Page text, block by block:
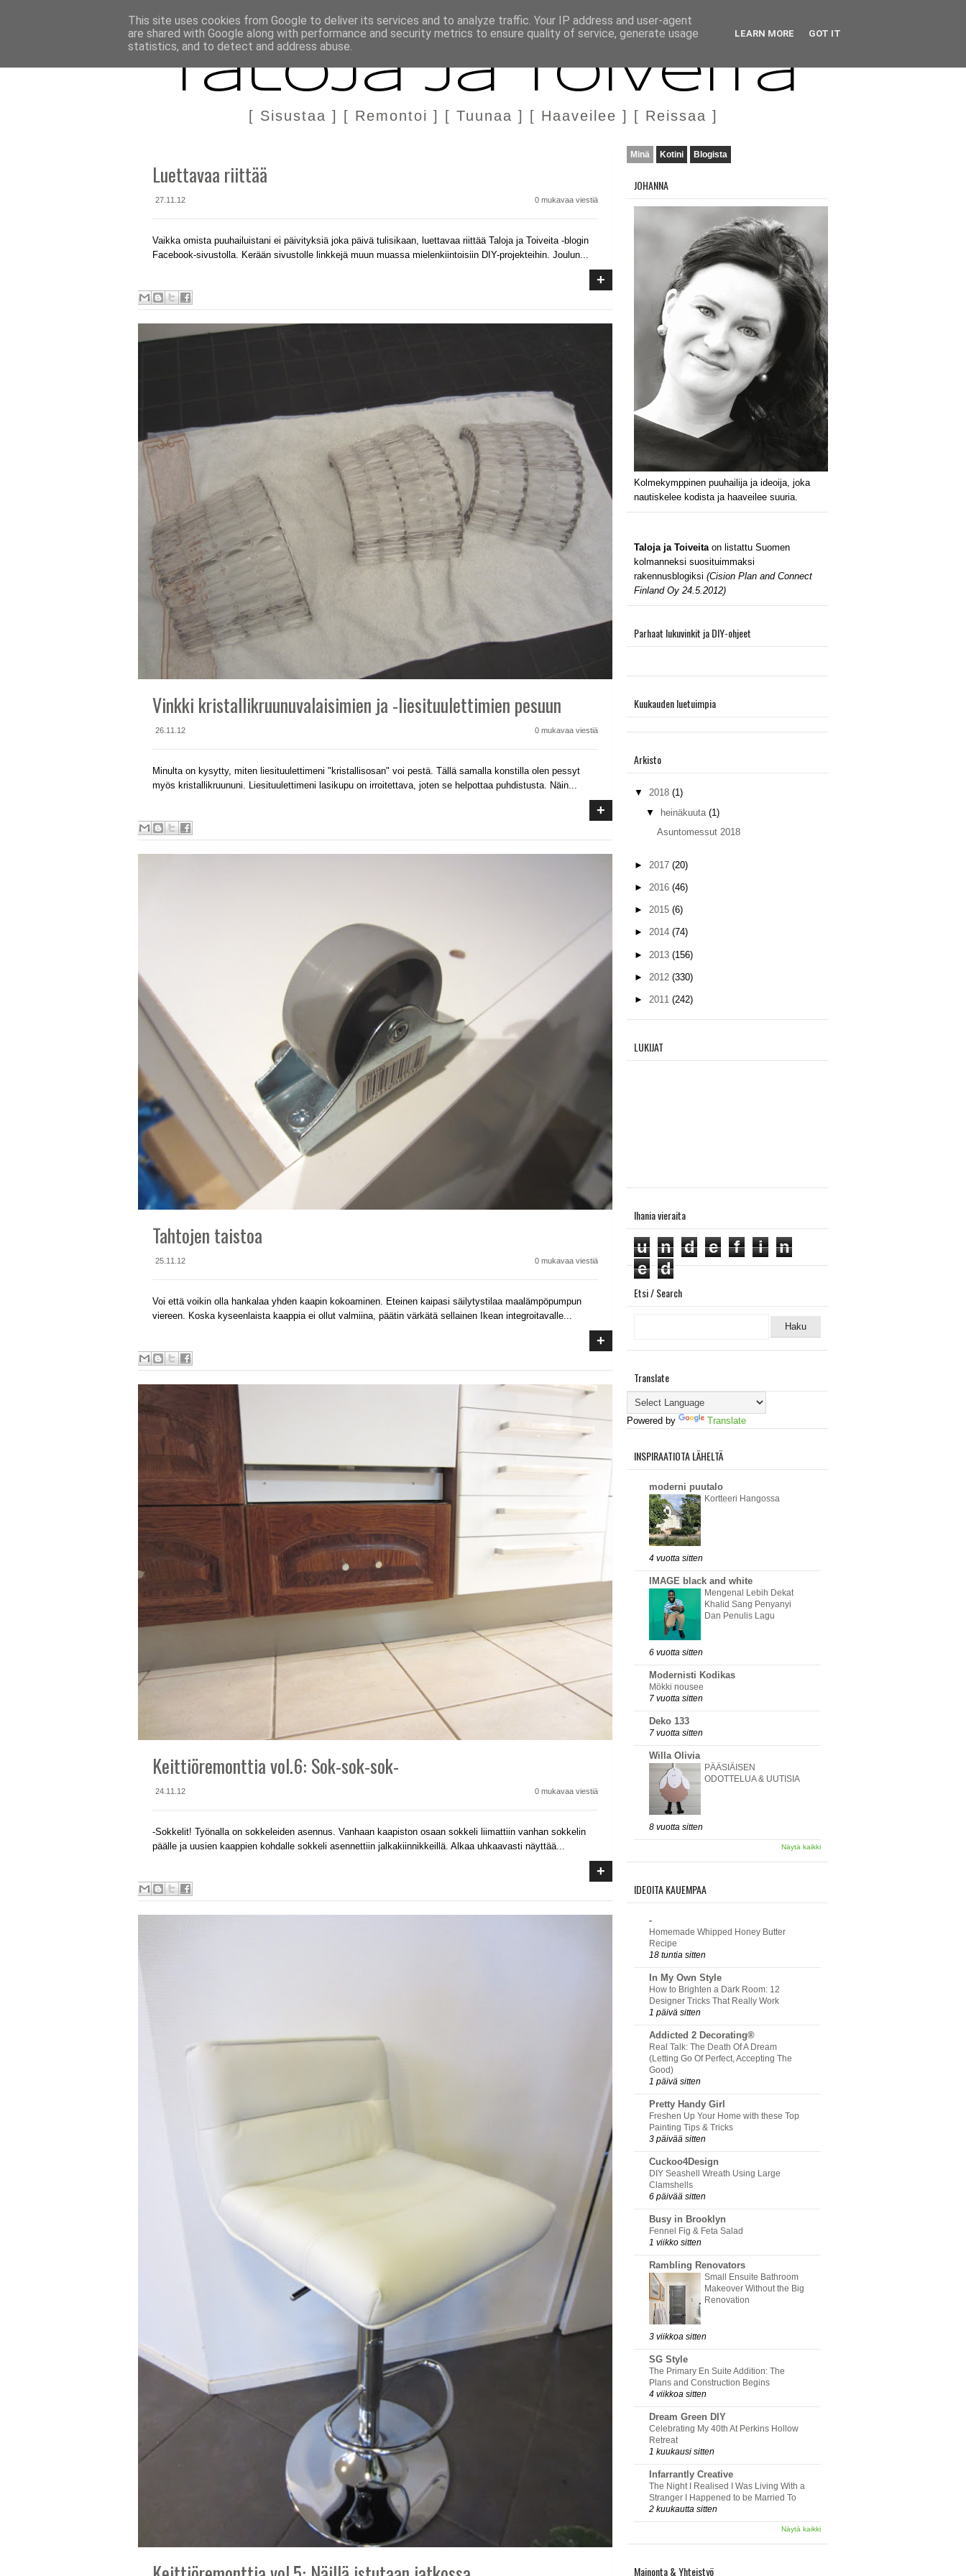
BLOGI TÄÄLTÄ KANNATTAA OSTAA DIY IN ENGLISH MARKKINOINTI & YHTEISTYÖ
Taloja ja Toiveita
[ Sisustaa ] [ Remontoi ] [ Tuunaa ] [ Haaveilee ] [ Reissaa ]
Luettavaa riittää
27.11.12 0 mukavaa viestiä
Vaikka omista puuhailuistani ei päivityksiä joka päivä tulisikaan, luettavaa riittää Taloja ja Toiveita -blogin
Facebook-sivustolla. Kerään sivustolle linkkejä muun muassa mielenkiintoisiin DIY-projekteihin. Joulun...
+
Vinkki kristallikruunuvalaisimien ja -liesituulettimien pesuun
26.11.12 0 mukavaa viestiä
Minulta on kysytty, miten liesituulettimeni "kristallisosan" voi pestä. Tällä samalla konstilla olen pessyt
myös kristallikruununi. Liesituulettimeni lasikupu on irroitettava, joten se helpottaa puhdistusta. Näin...
+
Tahtojen taistoa
25.11.12 0 mukavaa viestiä
Voi että voikin olla hankalaa yhden kaapin kokoaminen. Eteinen kaipasi säilytystilaa maalämpöpumpun
viereen. Koska kyseenlaista kaappia ei ollut valmiina, päätin värkätä sellainen Ikean integroitavalle...
+
Keittiöremonttia vol.6: Sok-sok-sok-
24.11.12 0 mukavaa viestiä
-Sokkelit! Työnalla on sokkeleiden asennus. Vanhaan kaapiston osaan sokkeli liimattiin vanhan sokkelin
päälle ja uusien kaappien kohdalle sokkeli asennettiin jalkakiinnikkeillä. Alkaa uhkaavasti näyttää...
+
Minä Kotini Blogista
JOHANNA
Kolmekymppinen puuhailija ja ideoija, joka
nautiskelee kodista ja haaveilee suuria.
Taloja ja Toiveitaon listattu Suomen
kolmanneksi suosituimmaksi
rakennusblogiksi (Cision Plan and Connect
Finland Oy 24.5.2012)
Parhaat lukuvinkit ja DIY-ohjeet
Kuukauden luetuimpia
Arkisto
▼ 2018 (1)
▼ heinäkuuta (1)
Asuntomessut 2018
► 2017 (20)
► 2016 (46)
► 2015 (6)
► 2014 (74)
► 2013 (156)
► 2012 (330)
► 2011 (242)
LUKIJAT
Ihania vieraita
u n d e f i
n
e
d
Etsi / Search
Translate
Powered by Translate
INSPIRAATIOTA LÄHELTÄ
moderni puutalo
Kortteeri Hangossa
4 vuotta sitten
IMAGE black and white
Mengenal Lebih Dekat
Khalid Sang Penyanyi
Dan Penulis Lagu
6 vuotta sitten
Modernisti Kodikas
Mökki nousee
7 vuotta sitten
Deko 133
7 vuotta sitten
Willa Olivia
PÄÄSIÄISEN
ODOTTELUA & UUTISIA
8 vuotta sitten
Näytä kaikki
IDEOITA KAUEMPAA
-
Homemade Whipped Honey Butter
Recipe
18 tuntia sitten
In My Own Style
How to Brighten a Dark Room: 12
Designer Tricks That Really Work
1 päivä sitten
Addicted 2 Decorating®
Real Talk: The Death Of A Dream
(Letting Go Of Perfect, Accepting The
Good)
1 päivä sitten
Pretty Handy Girl
Freshen Up Your Home with these Top
Painting Tips & Tricks
3 päivää sitten
Cuckoo4Design
DIY Seashell Wreath Using Large
Clamshells
6 päivää sitten
Busy in Brooklyn
Fennel Fig & Feta Salad
1 viikko sitten
Rambling Renovators
Small Ensuite Bathroom
Makeover Without the Big
Renovation
3 viikkoa sitten
SG Style
The Primary En Suite Addition: The
Plans and Construction Begins
4 viikkoa sitten
Dream Green DIY
Celebrating My 40th At Perkins Hollow
Retreat
1 kuukausi sitten
Infarrantly Creative
The Night I Realised I Was Living With a
Stranger I Happened to be Married To
2 kuukautta sitten
Näytä kaikki
Mainonta & Yhteistyö
This site uses cookies from Google to deliver its services and to analyze traffic. Your IP address and user-agent
are shared with Google along with performance and security metrics to ensure quality of service, generate usage
statistics, and to detect and address abuse.
LEARN MORE GOT IT